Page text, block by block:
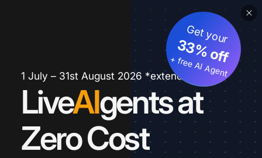
1 July – 31st August 2026 *extended
LiveAIgents at
Zero Cost
Get your
33% off
+ free AI Agent